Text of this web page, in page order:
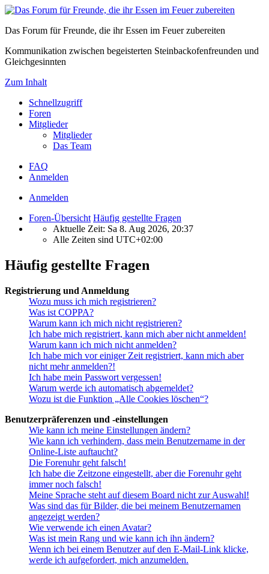
Das Forum für Freunde, die ihr Essen im Feuer zubereiten
Kommunikation zwischen begeisterten Steinbackofenfreunden und
Gleichgesinnten
Zum Inhalt
Schnellzugriff
Foren
Mitglieder
Mitglieder
Das Team
FAQ
Anmelden
Anmelden
Foren-Übersicht Häufig gestellte Fragen
Aktuelle Zeit: Sa 8. Aug 2026, 20:37
Alle Zeiten sind UTC+02:00
Häufig gestellte Fragen
Registrierung und Anmeldung
Wozu muss ich mich registrieren?
Was ist COPPA?
Warum kann ich mich nicht registrieren?
Ich habe mich registriert, kann mich aber nicht anmelden!
Warum kann ich mich nicht anmelden?
Ich habe mich vor einiger Zeit registriert, kann mich aber
nicht mehr anmelden?!
Ich habe mein Passwort vergessen!
Warum werde ich automatisch abgemeldet?
Wozu ist die Funktion „Alle Cookies löschen“?
Benutzerpräferenzen und -einstellungen
Wie kann ich meine Einstellungen ändern?
Wie kann ich verhindern, dass mein Benutzername in der
Online-Liste auftaucht?
Die Forenuhr geht falsch!
Ich habe die Zeitzone eingestellt, aber die Forenuhr geht
immer noch falsch!
Meine Sprache steht auf diesem Board nicht zur Auswahl!
Was sind das für Bilder, die bei meinem Benutzernamen
angezeigt werden?
Wie verwende ich einen Avatar?
Was ist mein Rang und wie kann ich ihn ändern?
Wenn ich bei einem Benutzer auf den E-Mail-Link klicke,
werde ich aufgefordert, mich anzumelden.